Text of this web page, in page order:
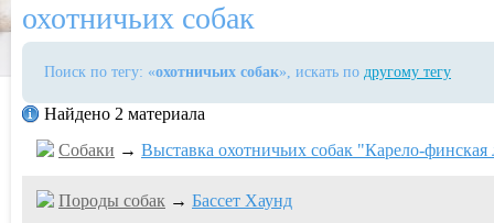
охотничьих собак
Поиск по тегу: «охотничьих собак», искать по другому тегу
Найдено 2 материала
Собаки → Выставка охотничьих собак "Карело-финская
Породы собак → Бассет Хаунд